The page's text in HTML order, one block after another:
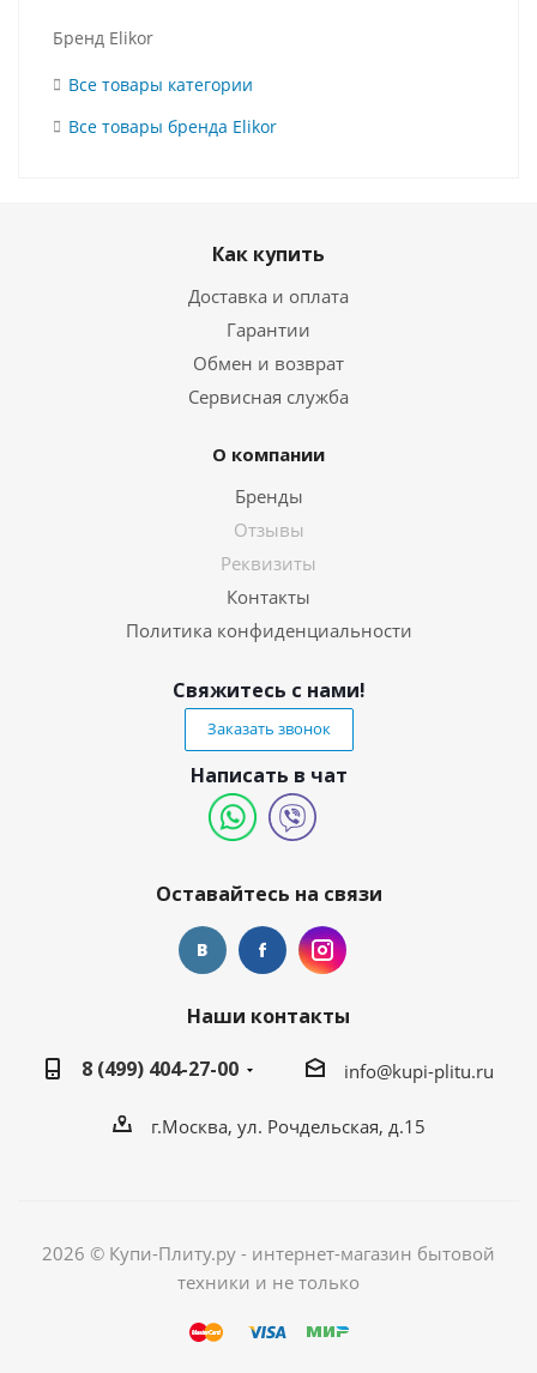
Бренд Elikor
Все товары категории
Все товары бренда Elikor
Как купить
Доставка и оплата
Гарантии
Обмен и возврат
Сервисная служба
О компании
Бренды
Отзывы
Реквизиты
Контакты
Политика конфиденциальности
Свяжитесь с нами!
Заказать звонок
Написать в чат
Оставайтесь на связи
Наши контакты
8 (499) 404-27-00
info@kupi-plitu.ru
г.Москва, ул. Рочдельская, д.15
2026 © Купи-Плиту.ру - интернет-магазин бытовой
техники и не только